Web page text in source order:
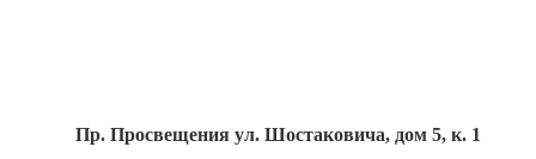
Пр. Просвещения ул. Шостаковича, дом 5, к. 1